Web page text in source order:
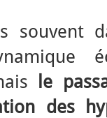
souvent
le
des